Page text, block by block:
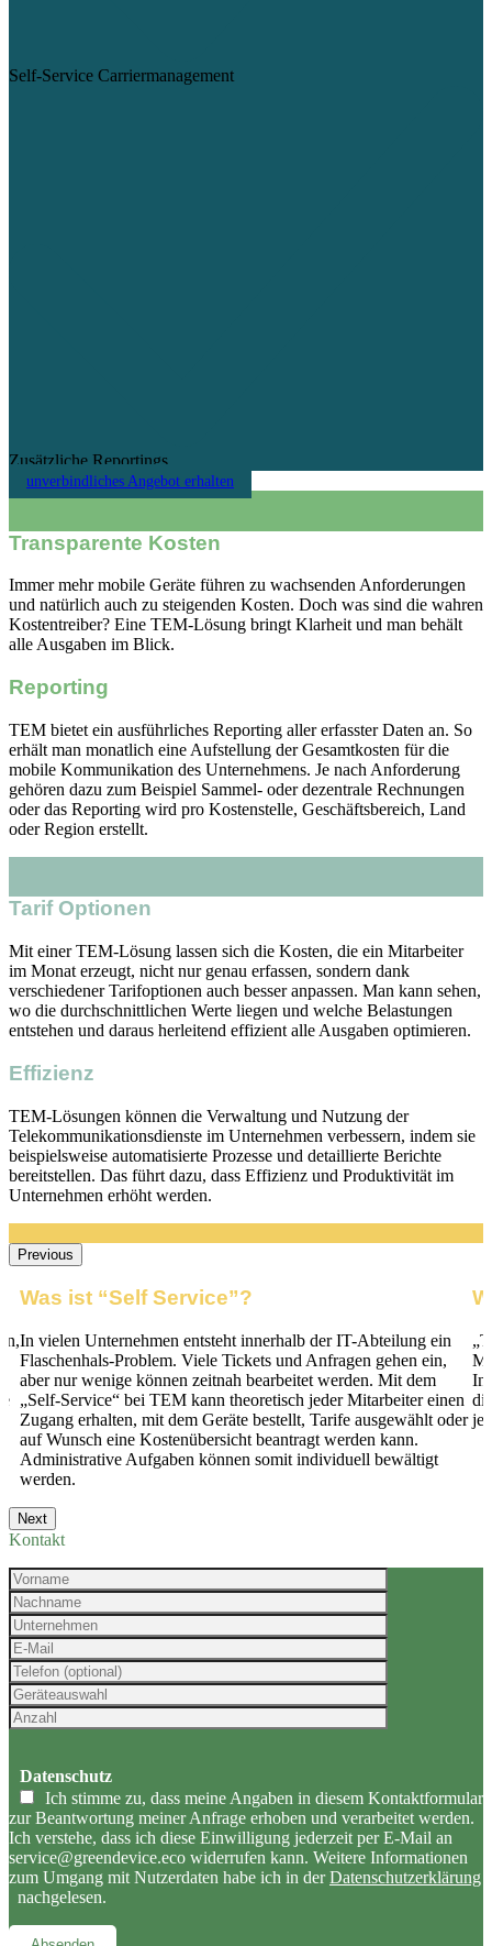
Self-Service Carriermanagement
Zusätzliche Reportings
unverbindliches Angebot erhalten
Transparente Kosten
Immer mehr mobile Geräte führen zu wachsenden Anforderungen
und natürlich auch zu steigenden Kosten. Doch was sind die wahren
Kostentreiber? Eine TEM-Lösung bringt Klarheit und man behält
alle Ausgaben im Blick.
Reporting
TEM bietet ein ausführliches Reporting aller erfasster Daten an. So
erhält man monatlich eine Aufstellung der Gesamtkosten für die
mobile Kommunikation des Unternehmens. Je nach Anforderung
gehören dazu zum Beispiel Sammel- oder dezentrale Rechnungen
oder das Reporting wird pro Kostenstelle, Geschäftsbereich, Land
oder Region erstellt.
Tarif Optionen
Mit einer TEM-Lösung lassen sich die Kosten, die ein Mitarbeiter
im Monat erzeugt, nicht nur genau erfassen, sondern dank
verschiedener Tarifoptionen auch besser anpassen. Man kann sehen,
wo die durchschnittlichen Werte liegen und welche Belastungen
entstehen und daraus herleitend effizient alle Ausgaben optimieren.
Effizienz
TEM-Lösungen können die Verwaltung und Nutzung der
Telekommunikationsdienste im Unternehmen verbessern, indem sie
beispielsweise automatisierte Prozesse und detaillierte Berichte
bereitstellen. Das führt dazu, dass Effizienz und Produktivität im
Unternehmen erhöht werden.
Previous
Was ist “Self Service”?
In vielen Unternehmen entsteht innerhalb der IT-Abteilung ein
Flaschenhals-Problem. Viele Tickets und Anfragen gehen ein,
aber nur wenige können zeitnah bearbeitet werden. Mit dem
„Self-Service“ bei TEM kann theoretisch jeder Mitarbeiter einen
Zugang erhalten, mit dem Geräte bestellt, Tarife ausgewählt oder
auf Wunsch eine Kostenübersicht beantragt werden kann.
Administrative Aufgaben können somit individuell bewältigt
werden.
Next
Kontakt
Datenschutz
Ich stimme zu, dass meine Angaben in diesem Kontaktformular
zur Beantwortung meiner Anfrage erhoben und verarbeitet werden.
Ich verstehe, dass ich diese Einwilligung jederzeit per E-Mail an
service@greendevice.eco widerrufen kann. Weitere Informationen
zum Umgang mit Nutzerdaten habe ich in derDatenschutzerklärung
nachgelesen.